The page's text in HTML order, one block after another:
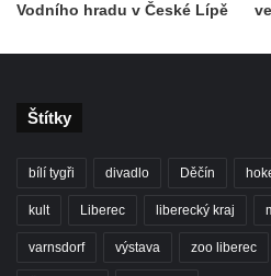
Vodního hradu v České Lípě
Štítky
bílí tygři divadlo Děčín
kult Liberec liberecký kraj
varnsdorf výstava zoo liberec